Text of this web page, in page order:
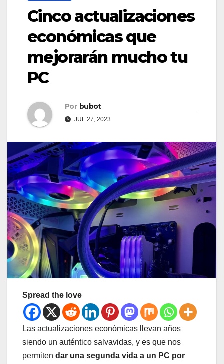
Cinco actualizaciones
económicas que
mejorarán mucho tu
PC
Por bubot
JUL 27, 2023
Spread the love
Las actualizaciones económicas llevan años
siendo un auténtico salvavidas, y es que nos
permiten dar una segunda vida a un PC por